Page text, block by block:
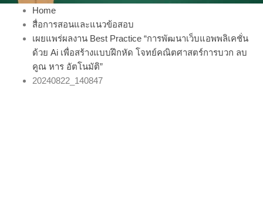
Home
สื่อการสอนและแนวข้อสอบ
เผยแพร่ผลงาน Best Practice “การพัฒนาเว็บแอพพลิเคชั่น
ด้วย Ai เพื่อสร้างแบบฝึกหัด โจทย์คณิตศาสตร์การบวก ลบ
คูณ หาร อัตโนมัติ”
20240822_140847